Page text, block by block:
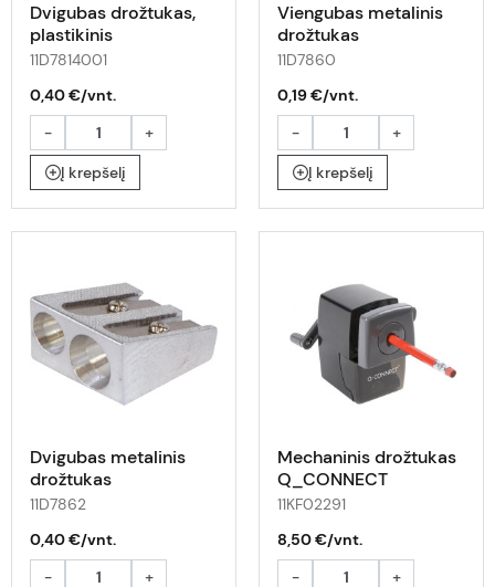
Dvigubas drožtukas,
plastikinis
11D7814001
0,40 €/vnt.
-
+
Į krepšelį
Viengubas metalinis
drožtukas
11D7860
0,19 €/vnt.
-
+
Į krepšelį
Dvigubas metalinis
drožtukas
11D7862
0,40 €/vnt.
-
+
Mechaninis drožtukas
Q_CONNECT
11KF02291
8,50 €/vnt.
-
+